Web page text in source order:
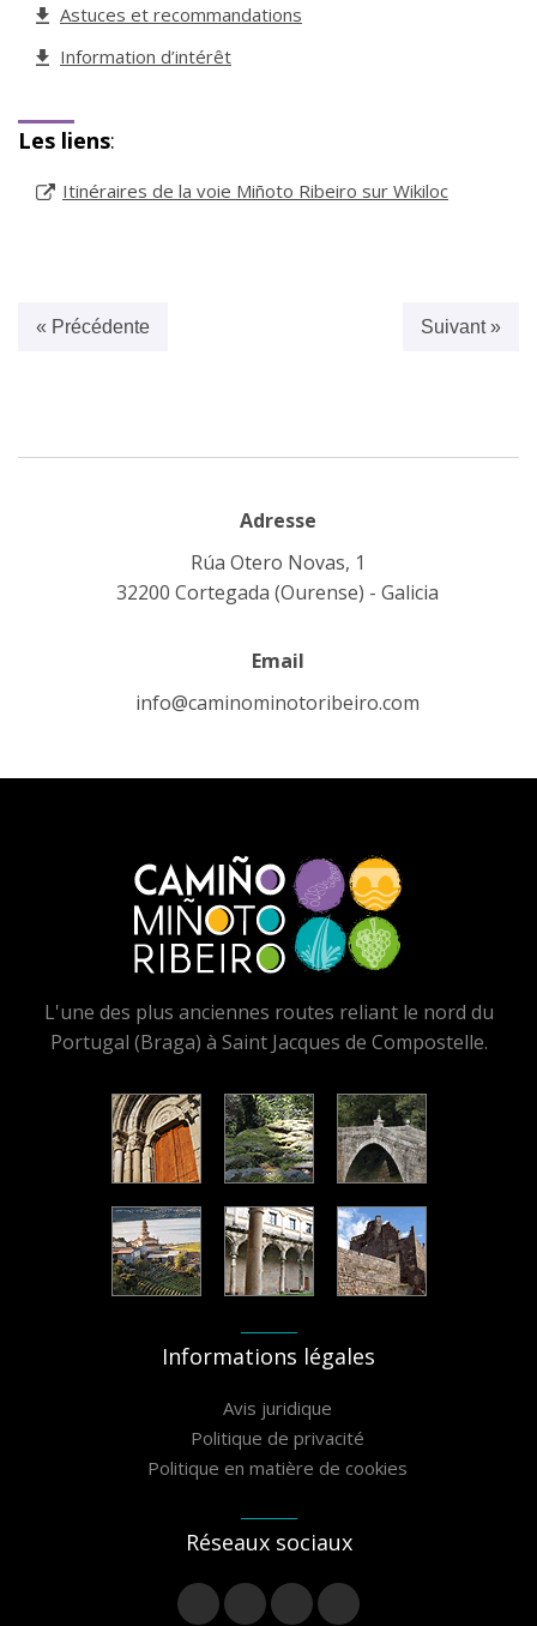
Astuces et recommandations
Information d’intérêt
Les liens:
Itinéraires de la voie Miñoto Ribeiro sur Wikiloc
Suivant »
« Précédente
Adresse
Rúa Otero Novas, 1
32200 Cortegada (Ourense) - Galicia
Email
info@caminominotoribeiro.com
L'une des plus anciennes routes reliant le nord du
Portugal (Braga) à Saint Jacques de Compostelle.
Informations légales
Avis juridique
Politique de privacité
Politique en matière de cookies
Réseaux sociaux